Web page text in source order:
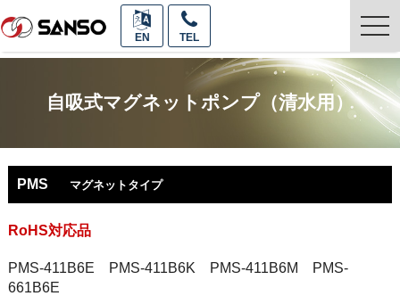
EN TEL
自吸式マグネットポンプ（清水用）
PMS マグネットタイプ
RoHS対応品
PMS-411B6E PMS-411B6K PMS-411B6M PMS-
661B6E